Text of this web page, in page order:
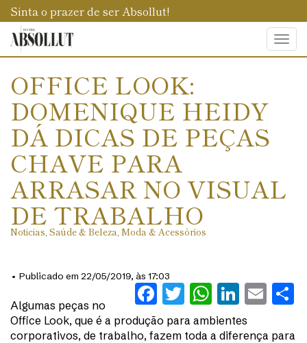
Sinta o prazer de ser Absollut!
OFFICE LOOK:
DOMENIQUE HEIDY
DÁ DICAS DE PEÇAS
CHAVE PARA
ARRASAR NO VISUAL
DE TRABALHO
Noticias, Saúde & Beleza, Moda & Acessórios
• Publicado em 22/05/2019, às 17:03
Facebook
Twitter
Algumas peças no
Office Look, que é a produção para ambientes
corporativos, de trabalho, fazem toda a diferença para